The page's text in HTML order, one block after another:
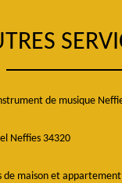
de musique
Neffies 34320
de maison et